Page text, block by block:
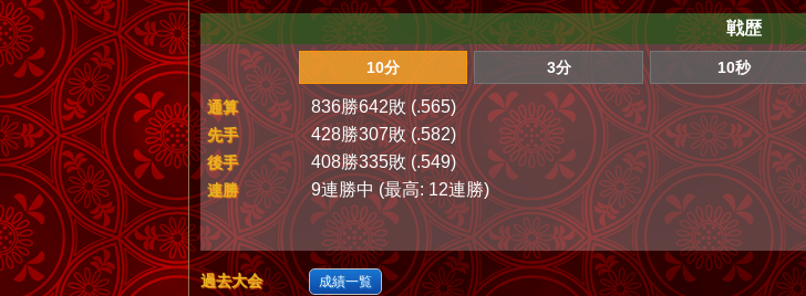
戦歴
10分 3分 10秒
通算 836勝642敗 (.565)
先手 428勝307敗 (.582)
後手 408勝335敗 (.549)
連勝 9連勝中 (最高: 12連勝)
過去大会 成績一覧